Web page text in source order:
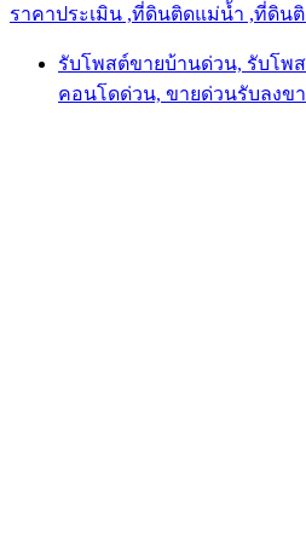
ราคาประเมิน ,ที่ดินติดแม่น้ำ ,ที่ดิน
รับโพสต์ขายบ้านด่วน, รับโพ
คอนโดด่วน, ขายด่วนรับลงข